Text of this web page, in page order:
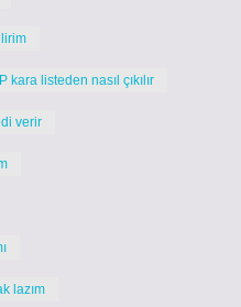
IP kara listeden nasıl çıkılır
verir
lazım